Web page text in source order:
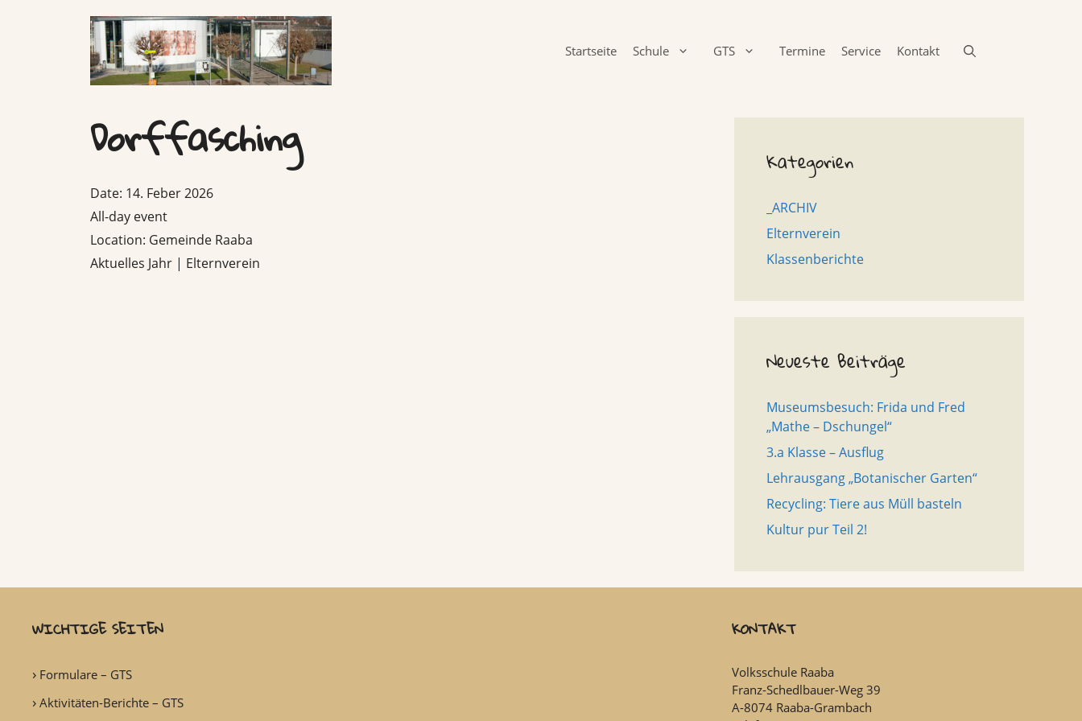
Startseite Schule GTS Termine Service Kontakt
Dorffasching
Date: 14. Feber 2026
All-day event
Location: Gemeinde Raaba
Aktuelles Jahr | Elternverein
Kategorien
_ARCHIV
Elternverein
Klassenberichte
Neueste Beiträge
Museumsbesuch: Frida und Fred
„Mathe – Dschungel“
3.a Klasse – Ausflug
Lehrausgang „Botanischer Garten“
Recycling: Tiere aus Müll basteln
Kultur pur Teil 2!
WICHTIGE SEITEN
Formulare – GTS
Aktivitäten-Berichte – GTS
KONTAKT
Volksschule Raaba
Franz-Schedlbauer-Weg 39
A-8074 Raaba-Grambach